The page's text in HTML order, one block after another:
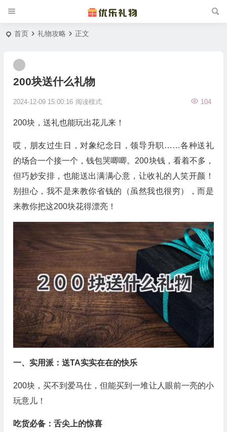
首页 礼物攻略 正文
200块送什么礼物
2024-12-09 15:00:16 104
阅读模式
200块，送礼也能玩出花儿来！
哎，朋友过生日，对象纪念日，领导升职……各种送礼
的场合一个接一个，钱包哭唧唧。200块钱，看着不多，
但巧妙安排，也能送出满满心意，让收礼的人笑开颜！
别担心，我不是来教你省钱的（虽然我也很穷），而是
来教你把这200块花得漂亮！
一、实用派：送TA实实在在的快乐
200块，买不到爱马仕，但能买到一堆让人眼前一亮的小
玩意儿！
吃货必备：舌尖上的惊喜